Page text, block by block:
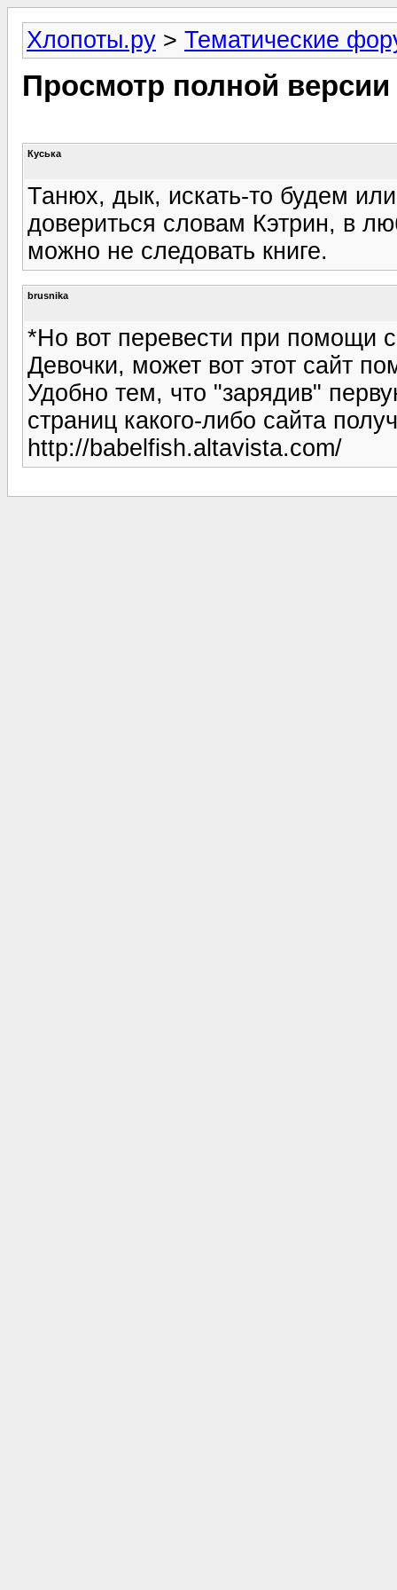
Хлопоты.ру > Тематические
Просмотр полной
Куська
Танюх, дык, искать-то будем
довериться словам Кэтрин, в
можно не следовать книге.
brusnika
*Но вот перевести при помощи
Девочки, может вот этот сайт
Удобно тем, что "зарядив"
страниц какого-либо сайта
http://babelfish.altavista.com/